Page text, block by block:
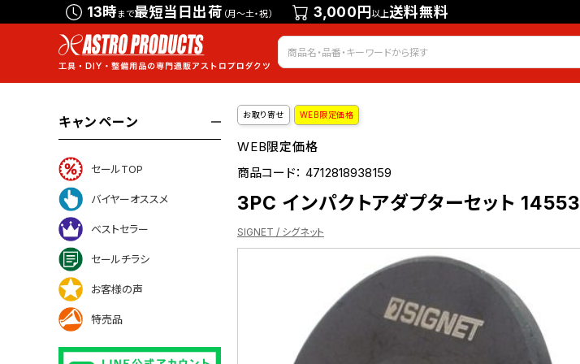
13時まで最短当日出荷 （月～土・祝） 3,000円以上送料無料
会員登録 ログイン お気に入り
キャンペーン
セールTOP
バイヤーオススメ
ベストセラー
セールチラシ
お客様の声
特売品
お取り寄せ WEB限定価格
WEB限定価格
商品コード：4712818938159
3PC インパクトアダプターセット 14553
SIGNET / シグネット